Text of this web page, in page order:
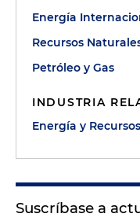
Energía
Recursos
Petróleo y Gas
INDUSTRIA
Energía y
Suscríbase a